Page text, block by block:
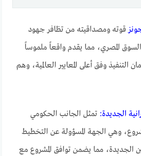
قوته ومصداقيته من تظافر جهود
السوق المصري، مما يقدم واقعاً ملموساً
التنفيذ وفق أعلى المعايير العالمية، وهم
الجديدة: تمثل الجانب الحكومي
وهي الجهة المسؤولة عن التخطيط
الجديدة، مما يضمن توافق المشروع مع